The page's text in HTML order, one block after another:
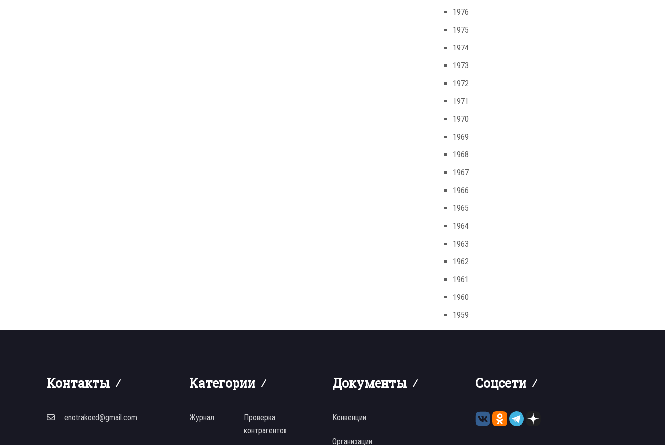
1976
1975
1974
1973
1972
1971
1970
1969
1968
1967
1966
1965
1964
1963
1962
1961
1960
1959
Контакты
enotrakoed@gmail.com
Категории
Журнал
Проверка
контрагентов
Документы
Конвенции
Организации
Соцсети